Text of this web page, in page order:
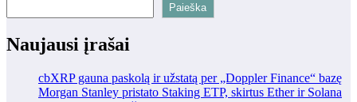
Paieška
Naujausi įrašai
cbXRP gauna paskolą ir užstatą per „Doppler Finance“ bazę
Morgan Stanley pristato Staking ETP, skirtus Ether ir Solana